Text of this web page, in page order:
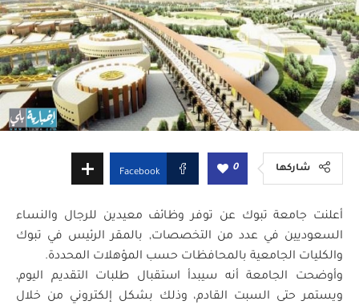
شاركها 0
Facebook
أعلنت جامعة تبوك عن توفر وظائف معيدين للرجال والنساء
السعوديين في عدد من التخصصات, بالمقر الرئيس في تبوك
والكليات الجامعية بالمحافظات حسب المؤهلات المحددة.
وأوضحت الجامعة أنه سيبدأ استقبال طلبات التقديم اليوم,
ويستمر حتى السبت القادم، وذلك بشكل إلكتروني من خلال